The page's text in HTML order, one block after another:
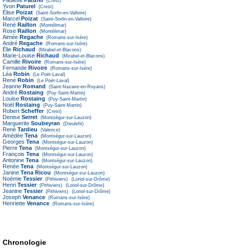
Yvon Paturel (Crest)
Élise Poizat (Saint-Sorlin-en-Valloire)
Marcel Poizat (Saint-Sorlin-en-Valloire)
René Raillon (Montélimar)
Rose Raillon (Montélimar)
Aimée Regache (Romans-sur-Isère)
André Regache (Romans-sur-Isère)
Élie Richaud (Mirabel-et-Blacons)
Marie-Louise Richaud (Mirabel-et-Blacons)
Camille Rivoire (Romans-sur-Isère)
Fernande Rivoire (Romans-sur-Isère)
Léa Robin (Le Poët-Laval)
René Robin (Le Poët-Laval)
Jeanne Romand (Saint-Nazaire-en-Royans)
André Rostaing (Puy-Saint-Martin)
Louise Rostaing (Puy-Saint-Martin)
Noël Rostaing (Puy-Saint-Martin)
Robert Scheffer (Crest)
Denise Serret (Montségur-sur-Lauzon)
Marguerite Soubeyran (Dieulefit)
René Tardieu (Valence)
Amédée Tena (Montségur-sur-Lauzon)
Georges Tena (Montségur-sur-Lauzon)
Pierre Tena (Montségur-sur-Lauzon)
François Tena (Montségur-sur-Lauzon)
Antonine Tena (Montségur-sur-Lauzon)
Renée Tena (Montségur-sur-Lauzon)
Janine Tena Ricou (Montségur-sur-Lauzon)
Noémie Tessier (Pithiviers) (Loriol-sur-Drôme)
Henri Tessier (Pithiviers) (Loriol-sur-Drôme)
Jeanine Tessier (Pithiviers) (Loriol-sur-Drôme)
Joseph Venance (Romans-sur-Isère)
Henriette Venance (Romans-sur-Isère)
Chronologie